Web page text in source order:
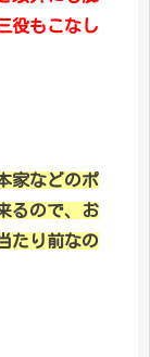
役もこなし
家などのポ
るので、お
たり前なの